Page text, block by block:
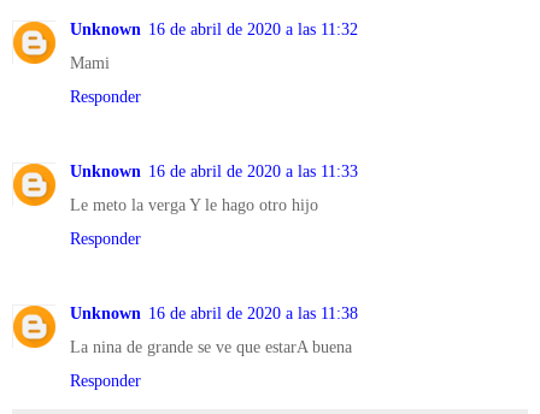
Unknown 16 de abril de 2020 a las 11:32
Mami
Responder
Unknown 16 de abril de 2020 a las 11:33
Le meto la verga Y le hago otro hijo
Responder
Unknown 16 de abril de 2020 a las 11:38
La nina de grande se ve que estarA buena
Responder